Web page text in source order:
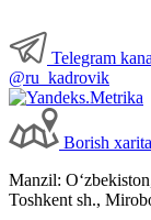
Telegram
@ru_kadrovik
Borish
Manzil:
Toshkent sh.,